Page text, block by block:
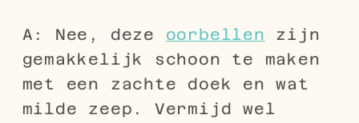
A: Nee, deze oorbellen zijn
gemakkelijk schoon te maken
met een zachte doek en wat
milde zeep. Vermijd wel